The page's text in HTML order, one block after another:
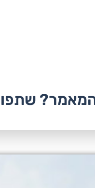
שתפו